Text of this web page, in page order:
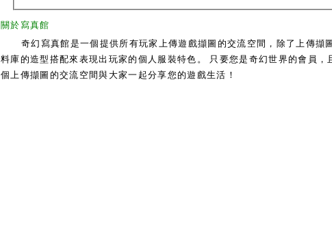
關於寫真館
奇幻寫真館是一個提供所有玩家上傳遊戲擷圖的交流空間，除了上傳擷
料庫的造型搭配來表現出玩家的個人服裝特色。 只要您是奇幻世界的會員
個上傳擷圖的交流空間與大家一起分享您的遊戲生活！